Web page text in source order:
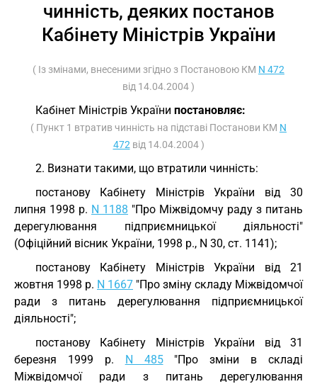
чинність, деяких постанов
Кабінету Міністрів України
( Із змінами, внесеними згідно з Постановою КМ N 472
від 14.04.2004 )
Кабінет Міністрів України постановляє:
( Пункт 1 втратив чинність на підставі Постанови КМ N
472 від 14.04.2004 )
2. Визнати такими, що втратили чинність:
постанову Кабінету Міністрів України від 30
липня 1998 р. N 1188 "Про Міжвідомчу раду з питань
дерегулювання підприємницької діяльності"
(Офіційний вісник України, 1998 р., N 30, ст. 1141);
постанову Кабінету Міністрів України від 21
жовтня 1998 р. N 1667 "Про зміну складу Міжвідомчої
ради з питань дерегулювання підприємницької
діяльності";
постанову Кабінету Міністрів України від 31
березня 1999 р. N 485"Про зміни в складі
Міжвідомчої ради з питань дерегулювання